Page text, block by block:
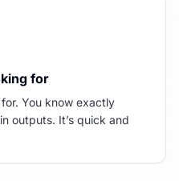
for
You know exactly
outputs. It’s quick and